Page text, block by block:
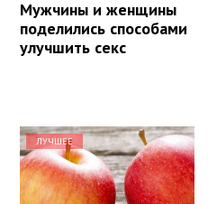
Мужчины и женщины
поделились способами
улучшить секс
ЛУЧШЕЕ